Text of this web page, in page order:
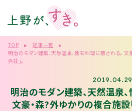
TOP
記事一覧
明治のモダン建築、天然温泉、懐石料理に癒される。
外荘」。
2019.04.29
明治のモダン建築、天然温泉
文豪・森?外ゆかりの複合施設